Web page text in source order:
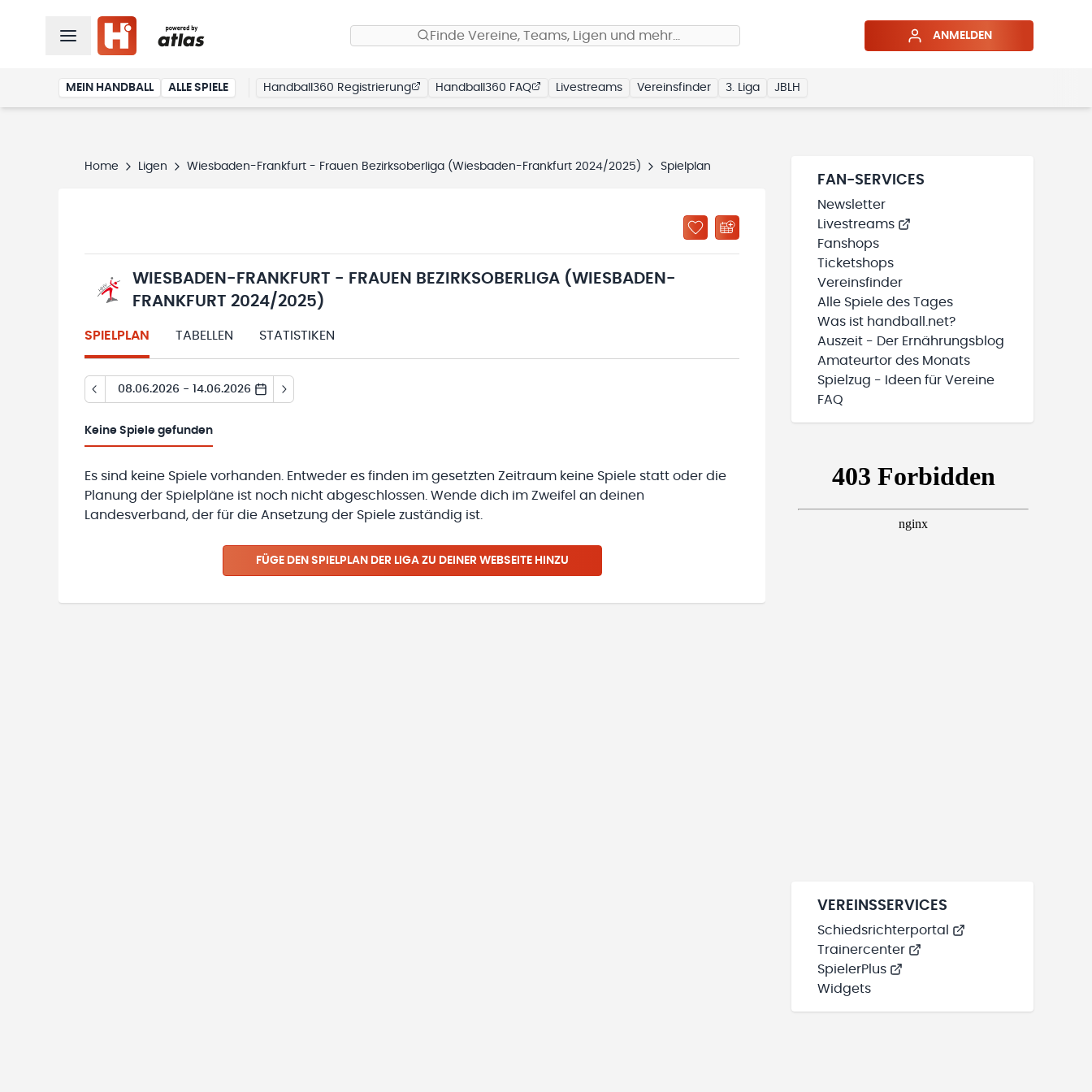
Finde Vereine, Teams, Ligen und mehr… ANMELDEN
MEIN HANDBALL ALLE SPIELE Handball360 Registrierung Handball360 FAQ Livestreams Vereinsfinder 3. Liga JBLH
Home Ligen Wiesbaden-Frankfurt - Frauen Bezirksoberliga (Wiesbaden-Frankfurt 2024/2025) Spielplan
WIESBADEN-FRANKFURT - FRAUEN BEZIRKSOBERLIGA (WIESBADEN-
FRANKFURT 2024/2025)
SPIELPLAN TABELLEN STATISTIKEN
08.06.2026 - 14.06.2026
Keine Spiele gefunden
Es sind keine Spiele vorhanden. Entweder es finden im gesetzten Zeitraum keine Spiele statt oder die
Planung der Spielpläne ist noch nicht abgeschlossen. Wende dich im Zweifel an deinen
Landesverband, der für die Ansetzung der Spiele zuständig ist.
FÜGE DEN SPIELPLAN DER LIGA ZU DEINER WEBSEITE HINZU
FAN-SERVICES
Newsletter
Livestreams
Fanshops
Ticketshops
Vereinsfinder
Alle Spiele des Tages
Was ist handball.net?
Auszeit - Der Ernährungsblog
Amateurtor des Monats
Spielzug - Ideen für Vereine
FAQ
VEREINSSERVICES
Schiedsrichterportal
Trainercenter
SpielerPlus
Widgets